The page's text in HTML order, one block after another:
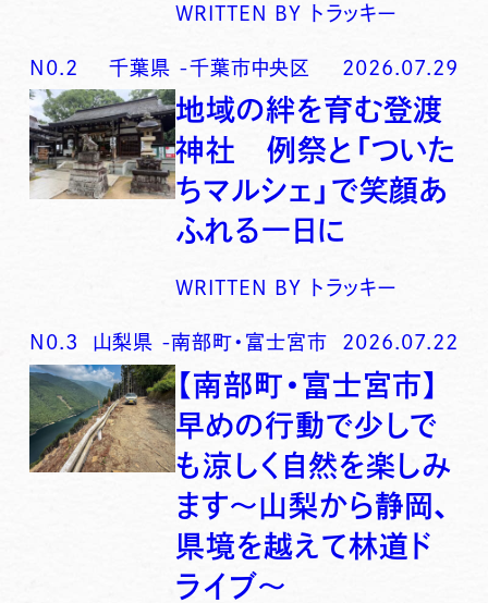
WRITTEN BY トラッキー
N0. 2 千葉県 -千葉市中央区 2026.07.29
地域の絆を育む登渡
神社 例祭と「ついた
ちマルシェ」で笑顔あ
ふれる一日に
WRITTEN BY トラッキー
N0. 3 山梨県 -南部町・富士宮市 2026.07.22
【南部町・富士宮市】
早めの行動で少しで
も涼しく自然を楽しみ
ます〜山梨から静岡、
県境を越えて林道ド
ライブ〜